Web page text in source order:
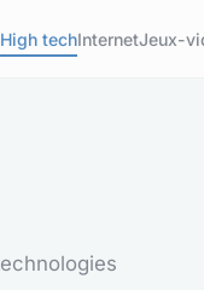
High techInternetJeux-